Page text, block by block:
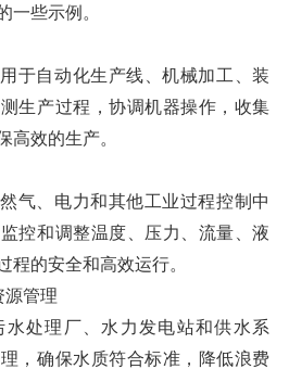
一些示例。
于自动化生产线、机械加工、装
生产过程，协调机器操作，收集
高效的生产。
气、电力和其他工业过程控制中
控和调整温度、压力、流量、液
程的安全和高效运行。
源管理
水处理厂、水力发电站和供水系
，确保水质符合标准，降低浪费